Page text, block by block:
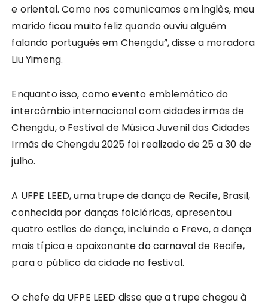
e oriental. Como nos comunicamos em inglês, meu
marido ficou muito feliz quando ouviu alguém
falando português em Chengdu”, disse a moradora
Liu Yimeng.
Enquanto isso, como evento emblemático do
intercâmbio internacional com cidades irmãs de
Chengdu, o Festival de Música Juvenil das Cidades
Irmãs de Chengdu 2025 foi realizado de 25 a 30 de
julho.
A UFPE LEED, uma trupe de dança de Recife, Brasil,
conhecida por danças folclóricas, apresentou
quatro estilos de dança, incluindo o Frevo, a dança
mais típica e apaixonante do carnaval de Recife,
para o público da cidade no festival.
O chefe da UFPE LEED disse que a trupe chegou à